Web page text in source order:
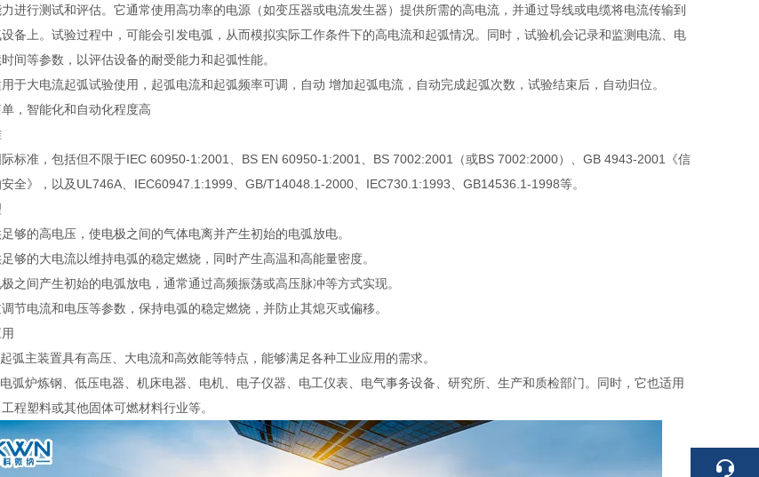
进行测试和评估。它通常使用高功率的电源（如变压器或电流发生器）提供所需的高电流，并通过导线或电缆将电流传输到
备上。试验过程中，可能会引发电弧，从而模拟实际工作条件下的高电流和起弧情况。同时，试验机会记录和监测电流、电
间等参数，以评估设备的耐受能力和起弧性能。
于大电流起弧试验使用，起弧电流和起弧频率可调，自动 增加起弧电流，自动完成起弧次数，试验结束后，自动归位。
，智能化和自动化程度高
标准，包括但不限于IEC 60950-1:2001、BS EN 60950-1:2001、BS 7002:2001（或BS 7002:2000）、GB 4943-2001《信
全》，以及UL746A、IEC60947.1:1999、GB/T14048.1-2000、IEC730.1:1993、GB14536.1-1998等。
够的高电压，使电极之间的气体电离并产生初始的电弧放电。
够的大电流以维持电弧的稳定燃烧，同时产生高温和高能量密度。
之间产生初始的电弧放电，通常通过高频振荡或高压脉冲等方式实现。
节电流和电压等参数，保持电弧的稳定燃烧，并防止其熄灭或偏移。
弧主装置具有高压、大电流和高效能等特点，能够满足各种工业应用的需求。
弧炉炼钢、低压电器、机床电器、电机、电子仪器、电工仪表、电气事务设备、研究所、生产和质检部门。同时，它也适用
程塑料或其他固体可燃材料行业等。